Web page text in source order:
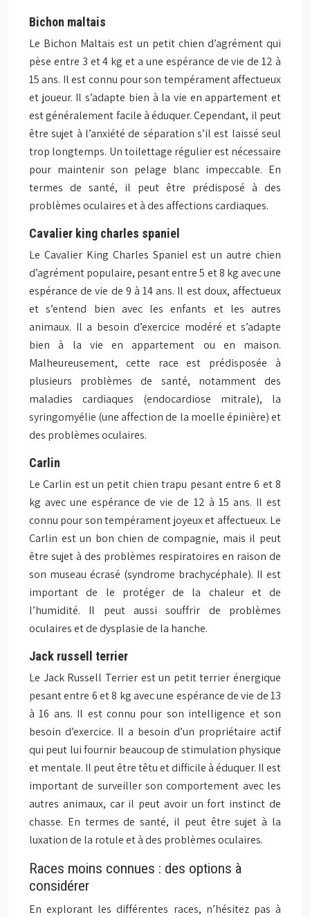
Bichon maltais
Le Bichon Maltais est un petit chien d’agrément qui
pèse entre 3 et 4 kg et a une espérance de vie de 12 à
15 ans. Il est connu pour son tempérament affectueux
et joueur. Il s’adapte bien à la vie en appartement et
est généralement facile à éduquer. Cependant, il peut
être sujet à l’anxiété de séparation s’il est laissé seul
trop longtemps. Un toilettage régulier est nécessaire
pour maintenir son pelage blanc impeccable. En
termes de santé, il peut être prédisposé à des
problèmes oculaires et à des affections cardiaques.
Cavalier king charles spaniel
Le Cavalier King Charles Spaniel est un autre chien
d’agrément populaire, pesant entre 5 et 8 kg avec une
espérance de vie de 9 à 14 ans. Il est doux, affectueux
et s’entend bien avec les enfants et les autres
animaux. Il a besoin d’exercice modéré et s’adapte
bien à la vie en appartement ou en maison.
Malheureusement, cette race est prédisposée à
plusieurs problèmes de santé, notamment des
maladies cardiaques (endocardiose mitrale), la
syringomyélie (une affection de la moelle épinière) et
des problèmes oculaires.
Carlin
Le Carlin est un petit chien trapu pesant entre 6 et 8
kg avec une espérance de vie de 12 à 15 ans. Il est
connu pour son tempérament joyeux et affectueux. Le
Carlin est un bon chien de compagnie, mais il peut
être sujet à des problèmes respiratoires en raison de
son museau écrasé (syndrome brachycéphale). Il est
important de le protéger de la chaleur et de
l’humidité. Il peut aussi souffrir de problèmes
oculaires et de dysplasie de la hanche.
Jack russell terrier
Le Jack Russell Terrier est un petit terrier énergique
pesant entre 6 et 8 kg avec une espérance de vie de 13
à 16 ans. Il est connu pour son intelligence et son
besoin d’exercice. Il a besoin d’un propriétaire actif
qui peut lui fournir beaucoup de stimulation physique
et mentale. Il peut être têtu et difficile à éduquer. Il est
important de surveiller son comportement avec les
autres animaux, car il peut avoir un fort instinct de
chasse. En termes de santé, il peut être sujet à la
luxation de la rotule et à des problèmes oculaires.
Races moins connues : des options à
considérer
En explorant les différentes races, n’hésitez pas à